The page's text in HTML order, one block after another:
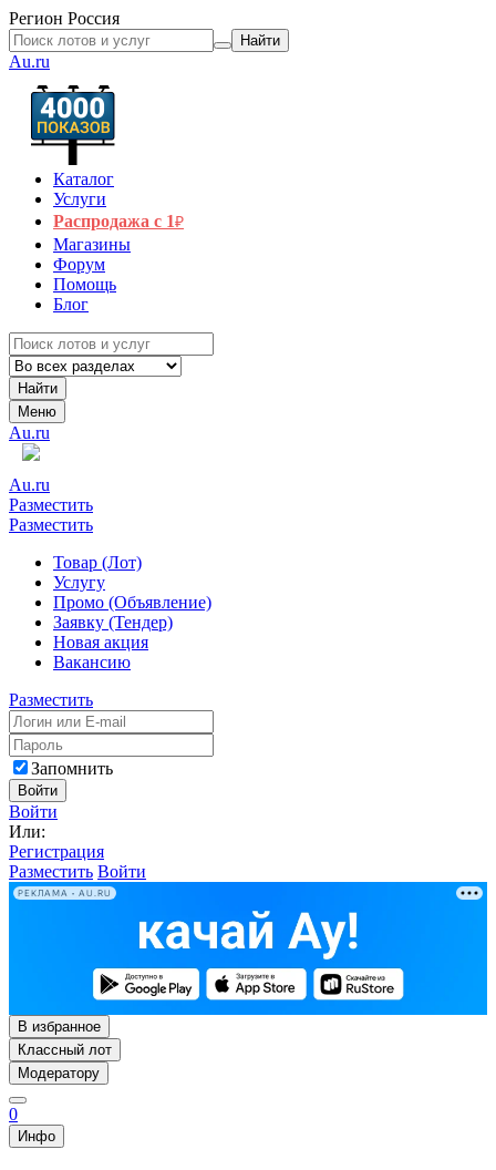
Регион Россия
Найти
Au.ru
Каталог
Услуги
Распродажа с 1₽
Магазины
Форум
Помощь
Блог
Найти
Меню
Au.ru
Au.ru
Разместить
Разместить
Товар (Лот)
Услугу
Промо (Объявление)
Заявку (Тендер)
Новая акция
Вакансию
Разместить
Запомнить
Войти
Войти
Или:
Регистрация
Разместить Войти
РЕКЛАМА • AU.RU
В избранное
Классный лот
Модератору
0
Инфо